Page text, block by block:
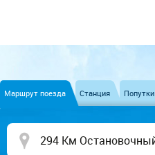
Маршрут поезда Станция Попутки